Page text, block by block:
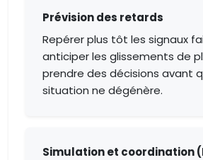
Prévision des retards
Repérer plus tôt les signaux
anticiper les glissements de
prendre des décisions avant
situation ne dégénère.
Simulation et coordination